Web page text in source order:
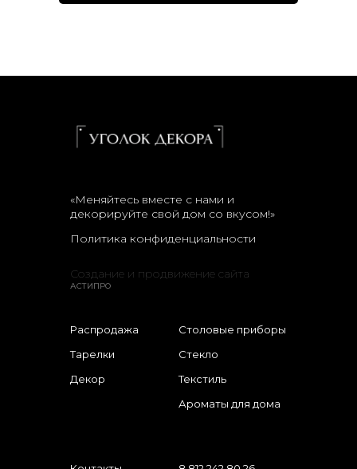
«Меняйтесь вместе с нами и
декорируйте свой дом со вкусом!»
Политика конфиденциальности
Создание и продвижение сайта
АСТИПРО
Распродажа
Тарелки
Декор
Столовые приборы
Стекло
Текстиль
Ароматы для дома